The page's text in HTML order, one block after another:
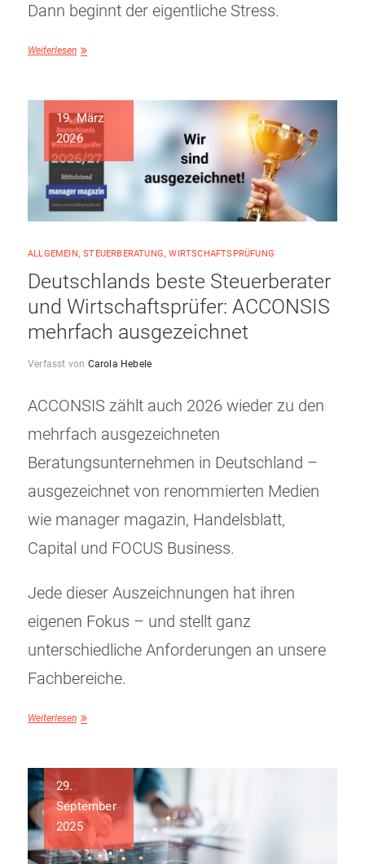
Dann beginnt der eigentliche Stress.
Weiterlesen
19. März
2026
ALLGEMEIN,STEUERBERATUNG,WIRTSCHAFTSPRÜFUNG
Deutschlands beste Steuerberater
und Wirtschaftsprüfer: ACCONSIS
mehrfach ausgezeichnet
Verfasst von Carola Hebele
ACCONSIS zählt auch 2026 wieder zu den
mehrfach ausgezeichneten
Beratungsunternehmen in Deutschland –
ausgezeichnet von renommierten Medien
wie manager magazin, Handelsblatt,
Capital und FOCUS Business.
Jede dieser Auszeichnungen hat ihren
eigenen Fokus – und stellt ganz
unterschiedliche Anforderungen an unsere
Fachbereiche.
Weiterlesen
29.
September
2025